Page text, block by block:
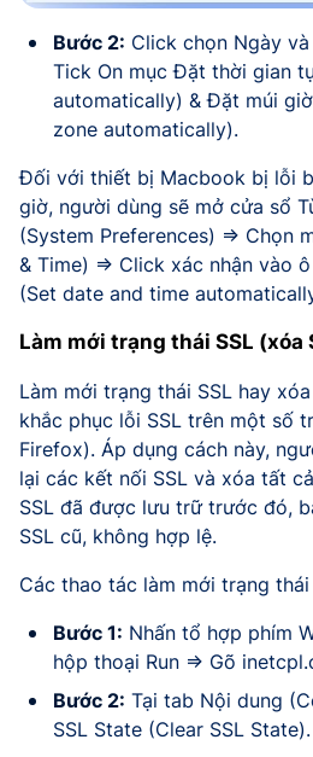
Bước 2: Click chọn Ngày
Tick On mục Đặt thời gian
automatically) & Đặt múi
zone automatically).
Đối với thiết bị Macbook bị lỗi
giờ, người dùng sẽ mở cửa sổ
(System Preferences) => Chọn
& Time) => Click xác nhận vào
(Set date and time
Làm mới trạng thái SSL (xóa
Làm mới trạng thái SSL hay
khắc phục lỗi SSL trên một số
Firefox). Áp dụng cách này,
lại các kết nối SSL và xóa tất
SSL đã được lưu trữ trước đó,
SSL cũ, không hợp lệ.
Các thao tác làm mới trạng
Bước 1: Nhấn tổ hợp phím
hộp thoại Run => Gõ
Bước 2: Tại tab Nội dung
SSL State (Clear SSL State).